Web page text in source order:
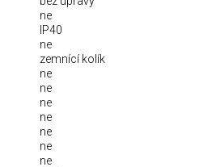
ne
IP40
ne
zemnící kolík
ne
ne
ne
ne
ne
ne
ne